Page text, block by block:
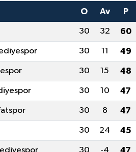
O Av P
30 32 60
30 11 49
30 15 48
30 10 47
30 8 47
30 24 45
ve Fikstür